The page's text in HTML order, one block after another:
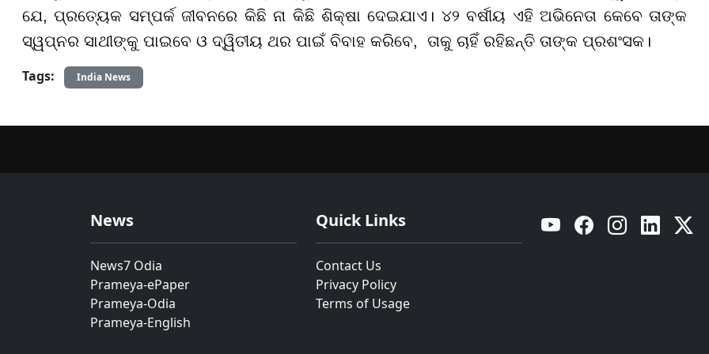
ଯେ, ପ୍ରତ୍ୟେକ ସମ୍ପର୍କ ଜୀବନରେ କିଛି ନା କିଛି ଶିକ୍ଷା ଦେଇଯାଏ। ୪୨ ବର୍ଷୀୟ ଏହି ଅଭିନେତା କେବେ ତାଙ୍କ
ସ୍ୱପ୍ନର ସାଥୀଙ୍କୁ ପାଇବେ ଓ ଦ୍ୱିତୀୟ ଥର ପାଇଁ ବିବାହ କରିବେ, ତାକୁ ଚାହିଁ ରହିଛନ୍ତି ତାଙ୍କ ପ୍ରଶଂସକ।
Tags:
India News
News
News7 Odia
Prameya-ePaper
Prameya-Odia
Prameya-English
Quick Links
Contact Us
Privacy Policy
Terms of Usage
YouTube Facebook Instagram